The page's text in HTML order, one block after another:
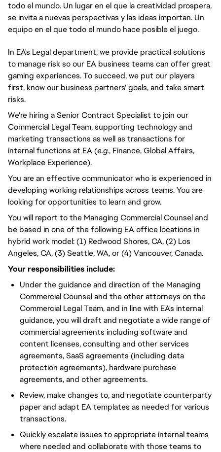
todo el mundo. Un lugar en el que la creatividad prospera,
se invita a nuevas perspectivas y las ideas importan. Un
equipo en el que todo el mundo hace posible el juego.
In EA's Legal department, we provide practical solutions
to manage risk so our EA business teams can offer great
gaming experiences. To succeed, we put our players
first, know our business partners' goals, and take smart
risks.
We're hiring a Senior Contract Specialist to join our
Commercial Legal Team, supporting technology and
marketing transactions as well as transactions for
internal functions at EA (e.g., Finance, Global Affairs,
Workplace Experience).
You are an effective communicator who is experienced in
developing working relationships across teams. You are
looking for opportunities to learn and grow.
You will report to the Managing Commercial Counsel and
be based in one of the following EA office locations in
hybrid work model: (1) Redwood Shores, CA, (2) Los
Angeles, CA, (3) Seattle, WA, or (4) Vancouver, Canada.
Your responsibilities include:
Under the guidance and direction of the Managing
Commercial Counsel and the other attorneys on the
Commercial Legal Team, and in line with EA's internal
guidance, you will draft and negotiate a wide range of
commercial agreements including software and
content licenses, consulting and other services
agreements, SaaS agreements (including data
protection agreements), hardware purchase
agreements, and other agreements.
Review, make changes to, and negotiate counterparty
paper and adapt EA templates as needed for various
transactions.
Quickly escalate issues to appropriate internal teams
where needed and collaborate with those teams to